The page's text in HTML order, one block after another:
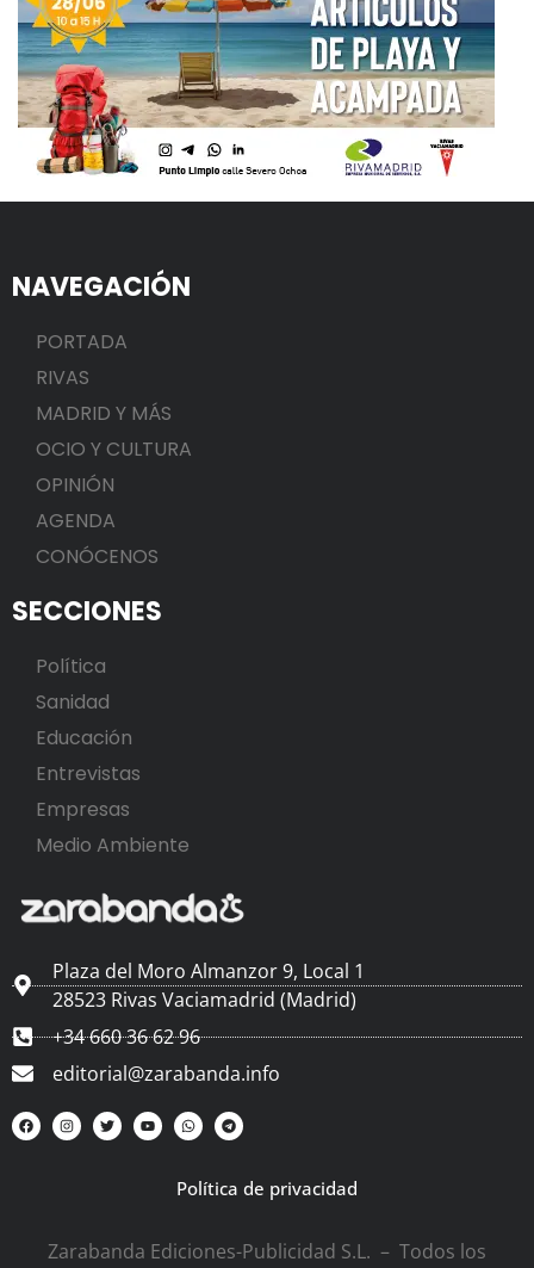
NAVEGACIÓN
PORTADA
RIVAS
MADRID Y MÁS
OCIO Y CULTURA
OPINIÓN
AGENDA
CONÓCENOS
SECCIONES
Política
Sanidad
Educación
Entrevistas
Empresas
Medio Ambiente
Plaza del Moro Almanzor 9, Local 1
28523 Rivas Vaciamadrid (Madrid)
+34 660 36 62 96
editorial@zarabanda.info
Política de privacidad
Zarabanda Ediciones-Publicidad S.L. – Todos los